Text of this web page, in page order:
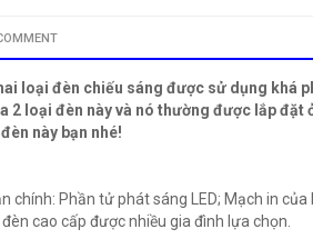
loại đèn chiếu sáng được sử dụng khá
2 loại đèn này và nó thường được lắp đặt
này bạn nhé!
chính: Phần tử phát sáng LED; Mạch in
cao cấp được nhiều gia đình lựa chọn.